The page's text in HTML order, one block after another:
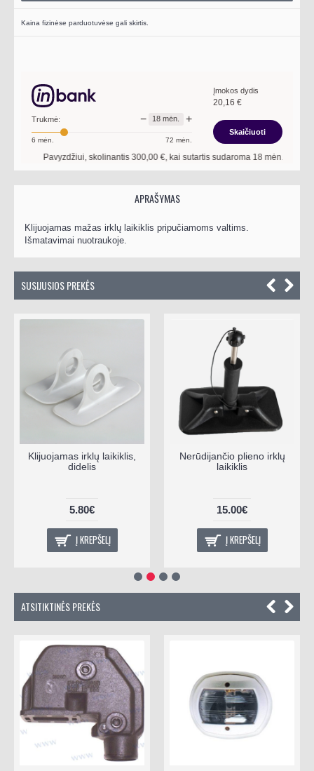
Kaina fizinėse parduotuvėse gali skirtis.
Trukmė: − 18 mėn. +
6 mėn. 72 mėn.
Įmokos dydis
20,16 €
Skaičiuoti
Pavyzdžiui, skolinantis300,00€, kai sutartis sudaroma18mėn. terminui,
APRAŠYMAS
Klijuojamas mažas irklų laikiklis pripučiamoms valtims.
Išmatavimai nuotraukoje.
SUSIJUSIOS PREKĖS
Klijuojamas irklų laikiklis,
didelis
5.80€
Į KREPŠELĮ
Nerūdijančio plieno irklų
laikiklis
15.00€
Į KREPŠELĮ
ATSITIKTINĖS PREKĖS